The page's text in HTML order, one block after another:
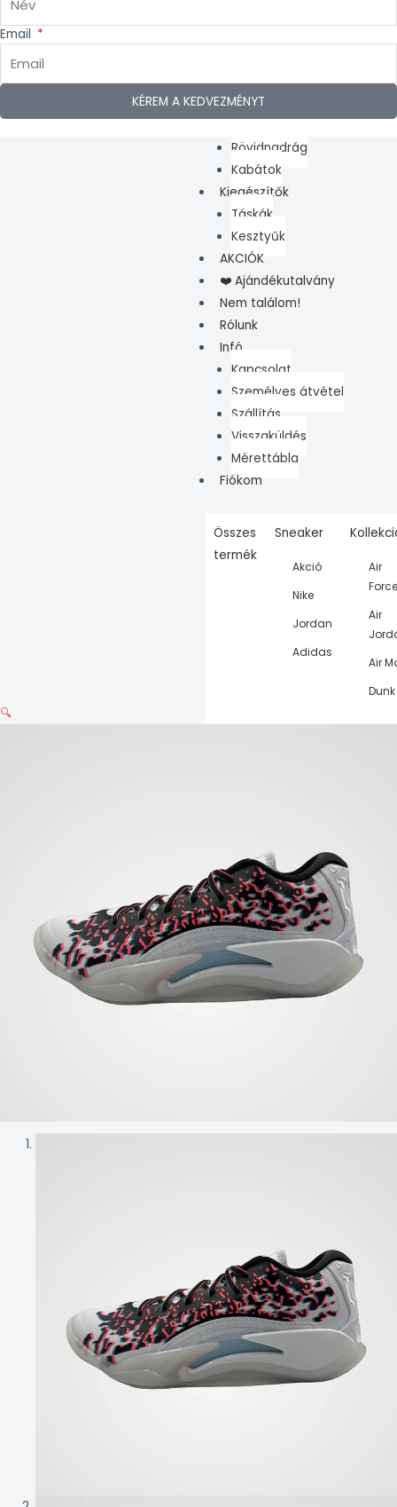
Pulóver
Tréning szett
Rövidnadrág
Kabátok
Kiegészítők
Táskák
Kesztyűk
AKCIÓK
❤️ Ajándékutalvány
Nem találom!
Rólunk
Infó
Kapcsolat
Személyes átvétel
Szállítás
Visszaküldés
Mérettábla
Fiókom
Összes
termék
Sneaker
Akció
Nike
Jordan
Adidas
Air
Force
Air
Air
Dunk
🔍
Email
KÉREM A KEDVEZMÉNYT